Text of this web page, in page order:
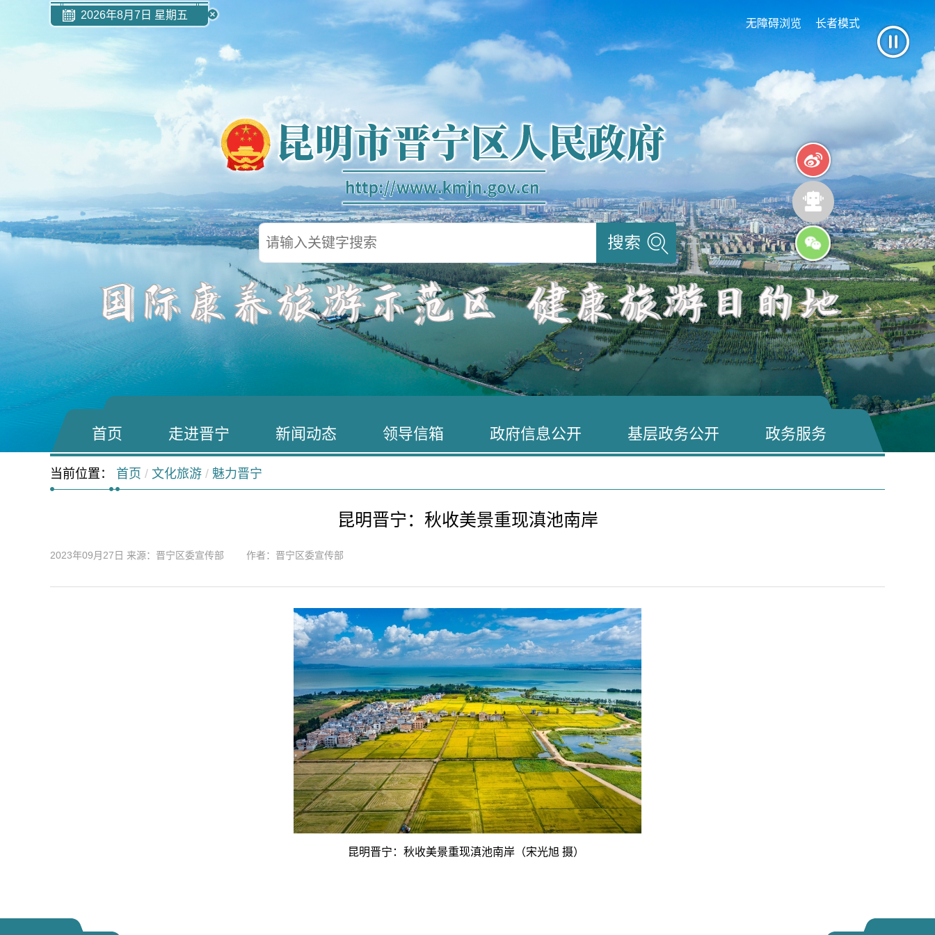
无障碍浏览 长者模式
2026年8月7日 星期五
首页 走进晋宁 新闻动态 领导信箱 政府信息公开 基层政务公开 政务服务
当前位置： 首页 / 文化旅游 / 魅力晋宁
昆明晋宁：秋收美景重现滇池南岸
2023年09月27日 来源：晋宁区委宣传部 作者：晋宁区委宣传部
昆明晋宁：秋收美景重现滇池南岸（宋光旭 摄）